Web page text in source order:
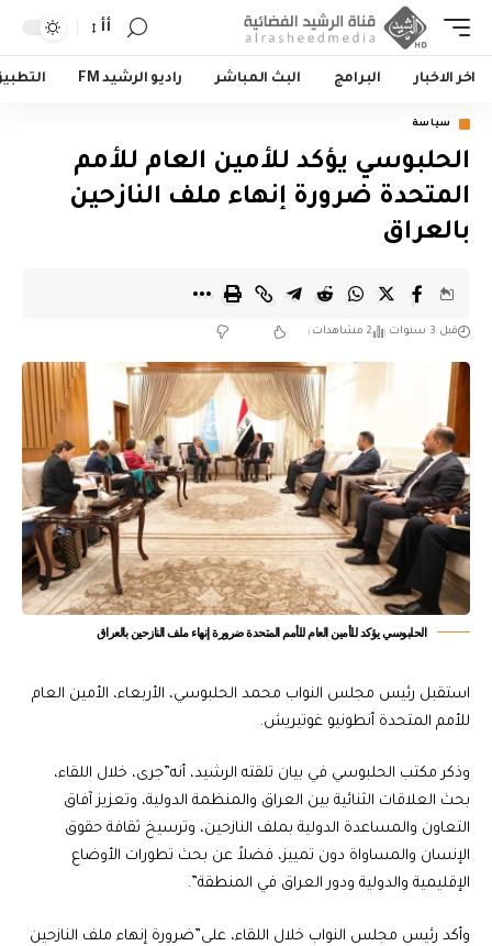
أأ
اخر الاخبار البرامج البث المباشر راديو الرشيد FM
سياسة
الحلبوسي يؤكد للأمين العام للأمم
المتحدة ضرورة إنهاء ملف النازحين
بالعراق
قبل 3 سنوات 2 مشاهدات
الحلبوسي يؤكد للأمين العام للأمم المتحدة ضرورة إنهاء ملف النازحين بالعراق
استقبل رئيس مجلس النواب محمد الحلبوسي، الأربعاء، الأمين العام
للأمم المتحدة أنطونيو غوتيريش.
وذكر مكتب الحلبوسي في بيان تلقته الرشيد، أنه”جرى، خلال اللقاء،
بحث العلاقات الثنائية بين العراق والمنظمة الدولية، وتعزيز آفاق
التعاون والمساعدة الدولية بملف النازحين، وترسيخ ثقافة حقوق
الإنسان والمساواة دون تمييز، فضلاً عن بحث تطورات الأوضاع
الإقليمية والدولية ودور العراق في المنطقة”.
وأكد رئيس مجلس النواب خلال اللقاء، على”ضرورة إنهاء ملف النازحين